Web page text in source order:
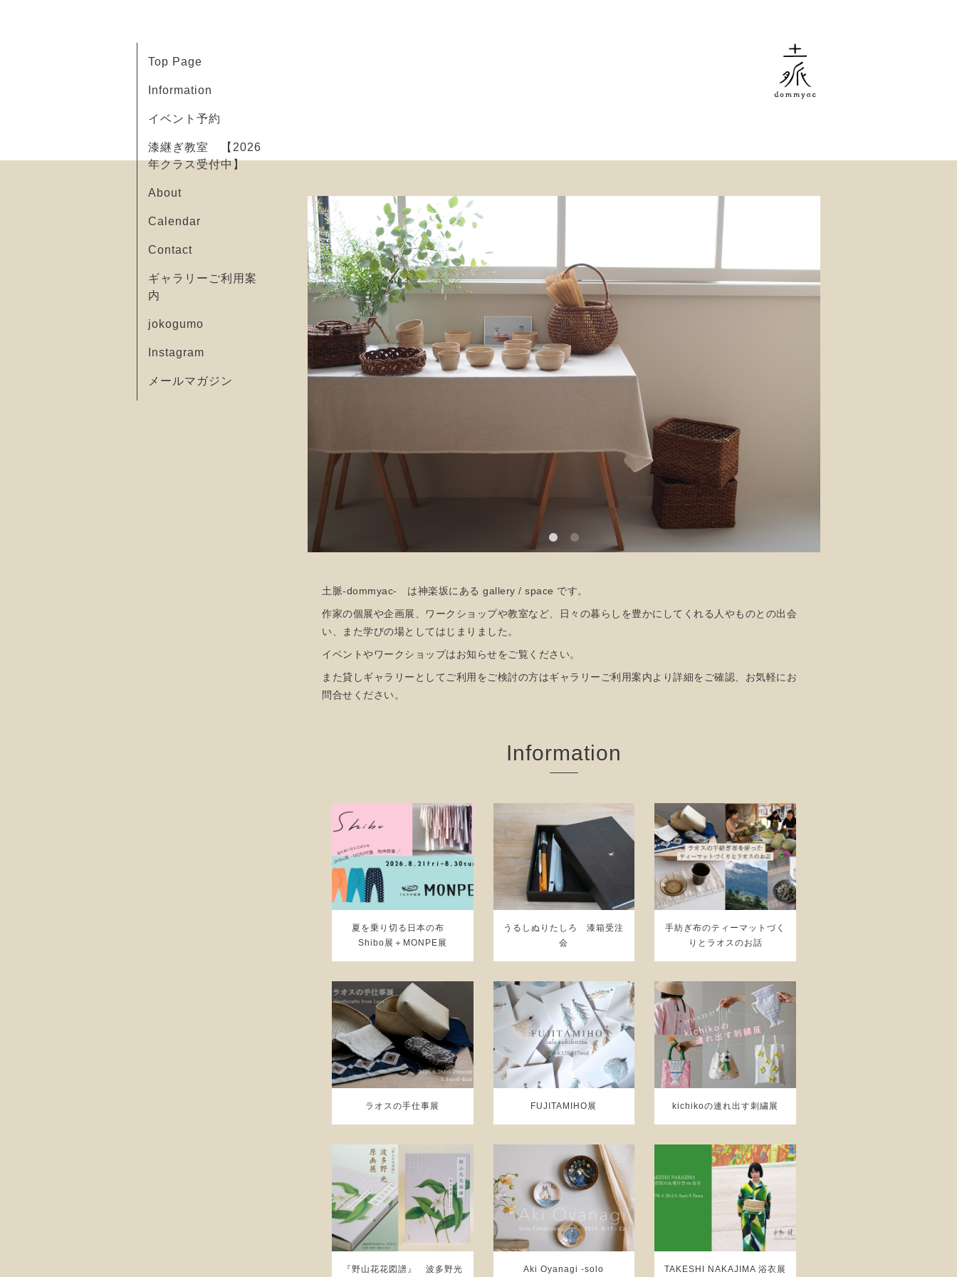
Top Page
Information
イベント予約
漆継ぎ教室 【2026
年クラス受付中】
About
Calendar
Contact
ギャラリーご利用案
内
jokogumo
Instagram
メールマガジン
土脈-dommyac- は神楽坂にある gallery / space です。
作家の個展や企画展、ワークショップや教室など、日々の暮らしを豊かにしてくれる人やものとの出会
い、また学びの場としてはじまりました。
イベントやワークショップはお知らせをご覧ください。
また貸しギャラリーとしてご利用をご検討の方はギャラリーご利用案内より詳細をご確認、お気軽にお
問合せください。
Information
夏を乗り切る日本の布
Shibo展＋MONPE展
うるしぬりたしろ 漆箱受注
会
手紡ぎ布のティーマットづく
りとラオスのお話
ラオスの手仕事展 FUJITAMIHO展 kichikoの連れ出す刺繍展
『野山花花図譜』 波多野光
Aki Oyanagi -solo
TAKESHI NAKAJIMA 浴衣展